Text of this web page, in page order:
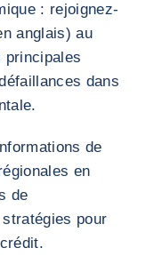
: rejoignez-
anglais) au
principales
dans
de
en
de
pour